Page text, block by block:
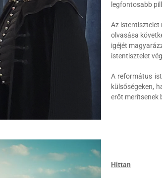
legfontosabb
Az istentisztelet
olvasása
igéjét
istentisztelet
A református
külsőségeken,
erőt merítsenek
Hittan